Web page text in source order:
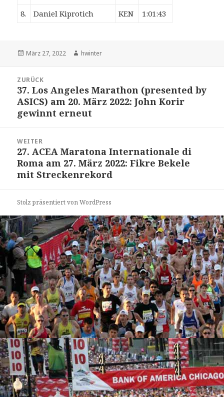
8.
Daniel Kiprotich KEN 1:01:43
Veröffentlicht
März 27, 2022 Autor
hwinter
Navigation
ZURÜCK
Vorheriger
Beitrag:
37. Los Angeles Marathon (presented by
ASICS) am 20. März 2022: John Korir
gewinnt erneut
WEITER
Nächster
Beitrag:
27. ACEA Maratona Internationale di
Roma am 27. März 2022: Fikre Bekele
mit Streckenrekord
Stolz präsentiert von WordPress